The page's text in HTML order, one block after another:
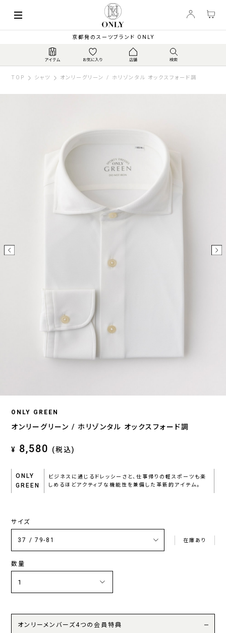
京都発のスーツブランド ONLY
TOP シャツ オンリーグリーン / ホリゾンタル オックスフォード調
ONLY GREEN
オンリーグリーン / ホリゾンタル オックスフォード調
¥ 8,580 (税込)
ONLY
GREEN
ビジネスに通じるドレッシーさと、仕事帰りの軽スポーツも楽
しめるほどアクティブな機能性を兼備した革新的アイテム。
サイズ
在庫あり
数量
オンリーメンバーズ4つの会員特典